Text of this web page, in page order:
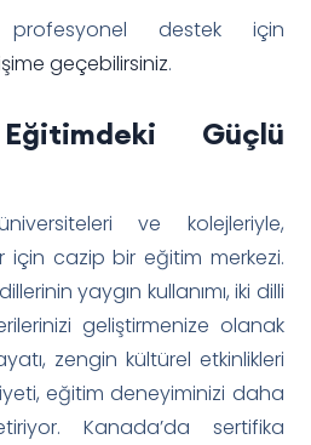
destek için
geçebilirsiniz.
Güçlü
ve kolejleriyle,
için cazip bir eğitim merkezi.
yaygın kullanımı, iki dilli
geliştirmenize olanak
zengin kültürel etkinlikleri
eğitim deneyiminizi daha
Kanada’da sertifika